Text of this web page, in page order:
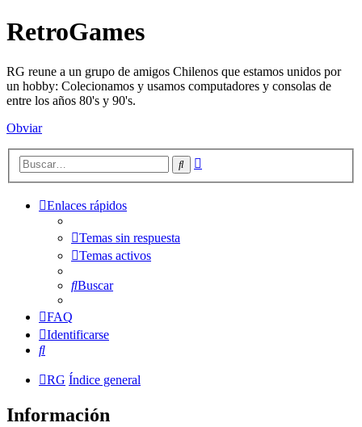
RetroGames
RG reune a un grupo de amigos Chilenos que estamos unidos por
un hobby: Colecionamos y usamos computadores y consolas de
entre los años 80's y 90's.
Obviar
Buscar
Enlaces rápidos
Temas sin respuesta
Temas activos
Buscar
FAQ
Identificarse
Buscar
RG Índice general
Información